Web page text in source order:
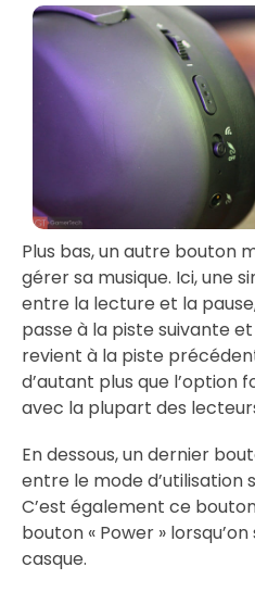
Plus bas, un autre bouton
gérer sa musique. Ici, une
entre la lecture et la
passe à la piste suivante
revient à la piste
d’autant plus que l’option
avec la plupart des
En dessous, un dernier
entre le mode d’utilisation
C’est également ce
bouton « Power »
casque.